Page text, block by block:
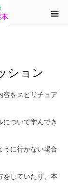
ション
容をスピリチュア
について学んでき
うに行かない場合
をしていたり、本